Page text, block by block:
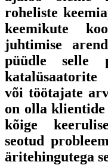
roheliste
keemikute
juhtimise
püüdle selle
katalüsaatorite
või töötajate
on olla klientide
kõige
seotud
äritehingutega